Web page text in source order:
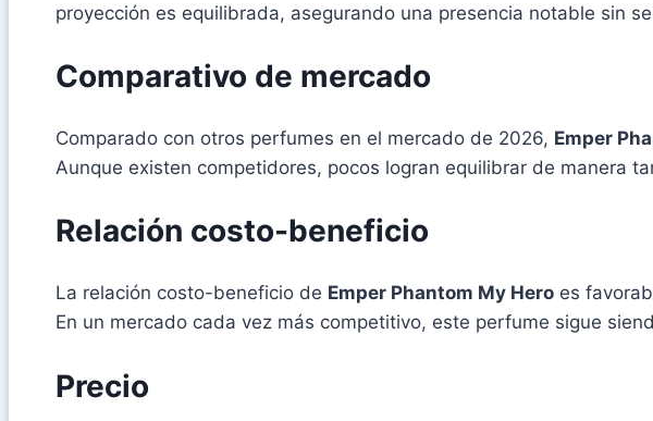
proyección es equilibrada, asegurando una presencia notable sin
Comparativo de mercado
Comparado con otros perfumes en el mercado de 2026, Emper
Aunque existen competidores, pocos logran equilibrar de manera
Relación costo-beneficio
La relación costo-beneficio de Emper Phantom My Hero es
En un mercado cada vez más competitivo, este perfume sigue
Precio